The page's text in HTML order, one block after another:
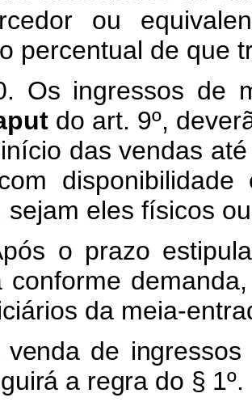
ou
percentual de que
Os ingressos de
do art. 9º,
das vendas
sejam eles físicos
o prazo
conforme
da meia-
venda de
a regra do § 1º.